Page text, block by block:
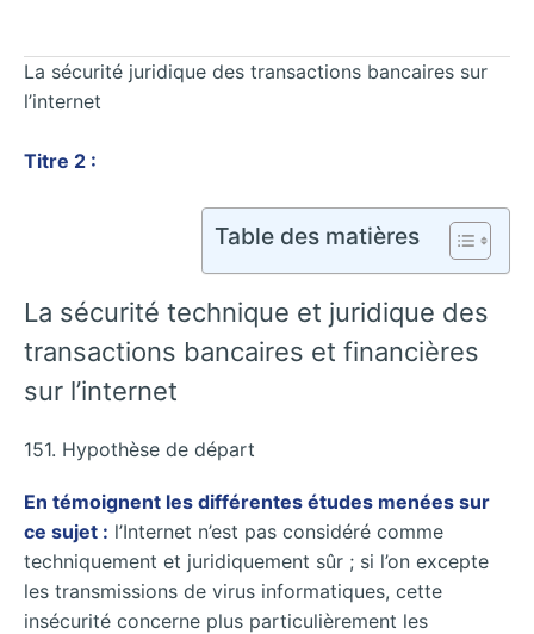
La sécurité juridique des transactions bancaires sur
l’internet
Titre 2 :
Table des matières
La sécurité technique et juridique des
transactions bancaires et financières
sur l’internet
151. Hypothèse de départ
En témoignent les différentes études menées sur
ce sujet : l’Internet n’est pas considéré comme
techniquement et juridiquement sûr ; si l’on excepte
les transmissions de virus informatiques, cette
insécurité concerne plus particulièrement les